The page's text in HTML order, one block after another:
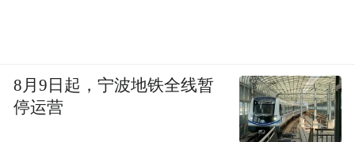
8月9日起，宁波地铁全线暂
停运营